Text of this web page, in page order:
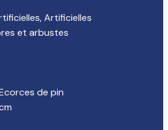
,Artificielles
et arbustes
de pin